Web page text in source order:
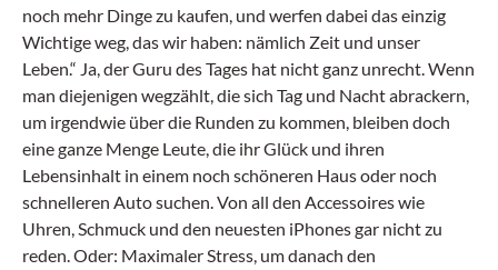
noch mehr Dinge zu kaufen, und werfen dabei das einzig
Wichtige weg, das wir haben: nämlich Zeit und unser
Leben.“ Ja, der Guru des Tages hat nicht ganz unrecht. Wenn
man diejenigen wegzählt, die sich Tag und Nacht abrackern,
um irgendwie über die Runden zu kommen, bleiben doch
eine ganze Menge Leute, die ihr Glück und ihren
Lebensinhalt in einem noch schöneren Haus oder noch
schnelleren Auto suchen. Von all den Accessoires wie
Uhren, Schmuck und den neuesten iPhones gar nicht zu
reden. Oder: Maximaler Stress, um danach den